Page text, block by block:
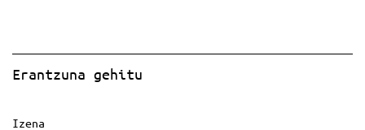
Erantzuna gehitu
Izena